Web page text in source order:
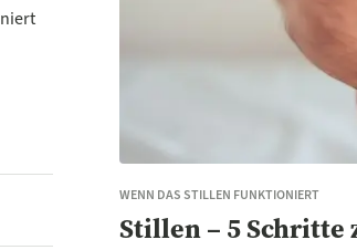
WENN DAS STILLEN FUNKTIONIERT
Stillen – 5